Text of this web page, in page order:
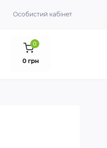
Особистий кабінет
0
0 грн